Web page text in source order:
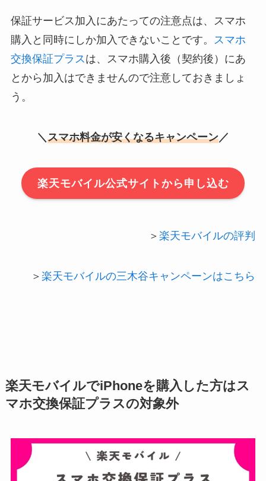
保証サービス加入にあたっての注意点は、スマホ
購入と同時にしか加入できないことです。
スマホ
交換保証プラス は、スマホ購入後（契約後）にあ
とから加入はできませんので注意しておきましょ
う。
＼ スマホ料金が安くなるキャンペーン／
楽天モバイル公式サイトから申し込む
＞楽天モバイルの評判
＞楽天モバイルの三木谷キャンペーンはこちら
楽天モバイルでiPhoneを購入した方はス
マホ交換保証プラスの対象外